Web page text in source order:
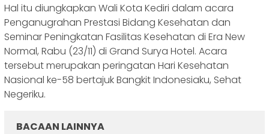
Hal itu diungkapkan Wali Kota Kediri dalam acara
Penganugrahan Prestasi Bidang Kesehatan dan
Seminar Peningkatan Fasilitas Kesehatan di Era New
Normal, Rabu (23/11) di Grand Surya Hotel. Acara
tersebut merupakan peringatan Hari Kesehatan
Nasional ke-58 bertajuk Bangkit Indonesiaku, Sehat
Negeriku.
BACAAN LAINNYA